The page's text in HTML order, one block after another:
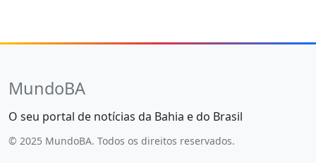
MundoBA
O seu portal de notícias da Bahia e do Brasil
© 2025 MundoBA. Todos os direitos reservados.